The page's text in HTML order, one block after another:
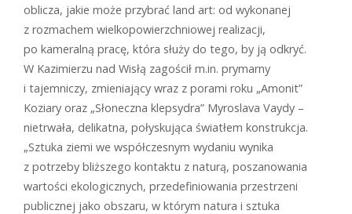
oblicza, jakie może przybrać land art: od wykonanej
z rozmachem wielkopowierzchniowej realizacji,
po kameralną pracę, która służy do tego, by ją odkryć.
W Kazimierzu nad Wisłą zagościł m.in. prymarny
i tajemniczy, zmieniający wraz z porami roku „Amonit”
Koziary oraz „Słoneczna klepsydra” Myroslava Vaydy –
nietrwała, delikatna, połyskująca światłem konstrukcja.
„Sztuka ziemi we współczesnym wydaniu wynika
z potrzeby bliższego kontaktu z naturą, poszanowania
wartości ekologicznych, przedefiniowania przestrzeni
publicznej jako obszaru, w którym natura i sztuka